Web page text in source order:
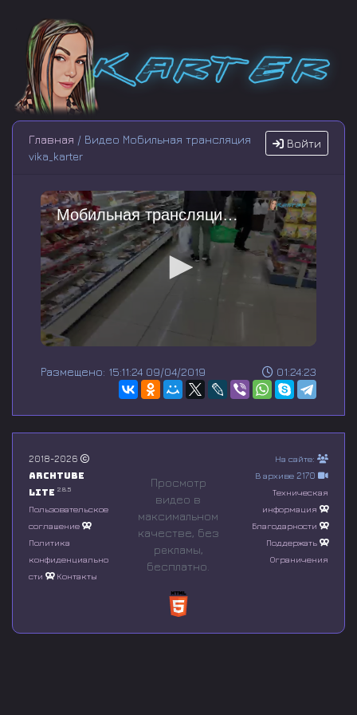
Войти
Главная / Видео Мобильная трансляция
vika_karter
Мобильная трансляция vika_karter
e
n
o
f
0
s
o
n
d
01:24:23
Размещено: 15:11:24 09/04/2019
2018-2026
Archtube
Lite 2.8.5
Пользовательское
соглашение
Политика
конфиденциально
сти
Контакты
Просмотр
видео в
максимальном
качестве, без
рeкламы,
бесплатно.
На сайте:
В архиве 2170
Техническая
информация
Благодарности
Поддержать
Ограничения